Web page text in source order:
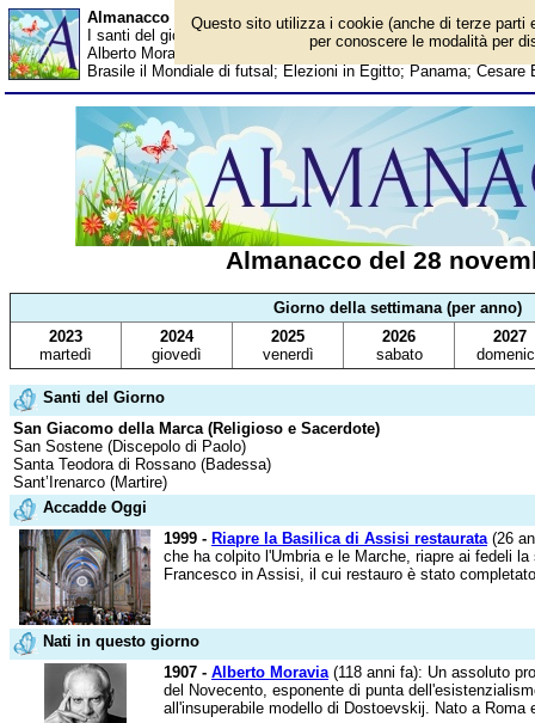
Almanacco del 28 novembre - Santi del giorno
I santi del giorno, eventi storici, successi sportivi, anniversari
Alberto Moravia; Umberto Veronesi; Martina Stella; Fabio
Brasile il Mondiale di futsal; Elezioni in Egitto; Panama; Cesare
Almanacco del 28
Giorno della settimana (per anno)
2023
martedì
2024
giovedì
2025
venerdì
2026
sabato
2027
Santi del Giorno
San Giacomo della Marca (Religioso e Sacerdote)
San Sostene (Discepolo di Paolo)
Santa Teodora di Rossano (Badessa)
Sant’Irenarco (Martire)
Accadde Oggi
1999 - Riapre la Basilica di Assisi restaurata(26
che ha colpito l'Umbria e le Marche, riapre ai fedeli
Francesco in Assisi, il cui restauro è stato
Nati in questo giorno
1907 - Alberto Moravia(118 anni fa): Un assoluto
del Novecento, esponente di punta
all'insuperabile modello di Dostoevskij. Nato a Roma
Questo sito utilizza i cookie (anche di terze parti
per conoscere le modalità per